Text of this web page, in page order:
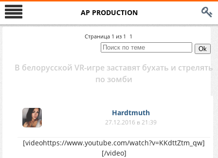
AP PRODUCTION
Страница 1 из 1 1
В белорусской VR-игре заставят бухать и стрелять
по зомби
Hardtmuth
27.12.2016 в 21:39
[videohttps://www.youtube.com/watch?v=KKdttZtm_qw]
[/video]